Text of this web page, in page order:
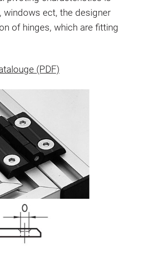
ressort
de torsion
câbles
surface
Articulations
windows ect, the designer
of hinges, which are fitting
(PDF)